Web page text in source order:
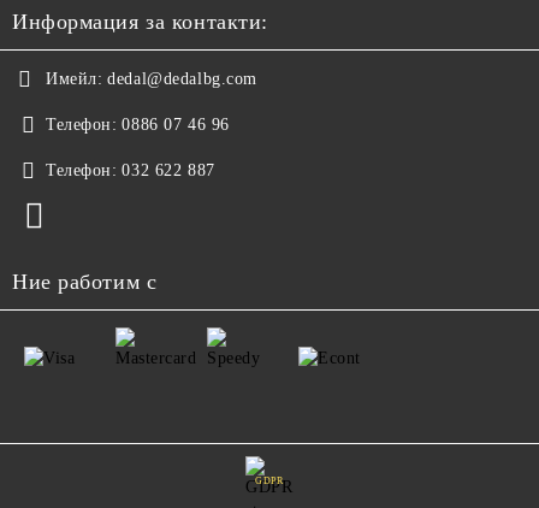
Информация за контакти:
Имейл: dedal@dedalbg.com
Телефон: 0886 07 46 96
Телефон: 032 622 887
Ние работим с
GDPR